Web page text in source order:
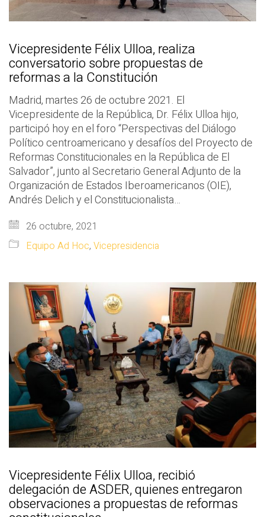
Vicepresidente Félix Ulloa, realiza
conversatorio sobre propuestas de
reformas a la Constitución
Madrid, martes 26 de octubre 2021. El
Vicepresidente de la República, Dr. Félix Ulloa hijo,
participó hoy en el foro “Perspectivas del Diálogo
Político centroamericano y desafíos del Proyecto de
Reformas Constitucionales en la República de El
Salvador”, junto al Secretario General Adjunto de la
Organización de Estados Iberoamericanos (OIE),
Andrés Delich y el Constitucionalista…
26 octubre, 2021
Equipo Ad Hoc, Vicepresidencia
Vicepresidente Félix Ulloa, recibió
delegación de ASDER, quienes entregaron
observaciones a propuestas de reformas